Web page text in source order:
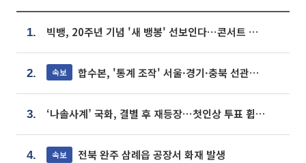
1. 빅뱅, 20주년 기념 '새 뱅봉' 선보인다⋯콘서트 앞두고 팝업 개최
2. 속보 합수본, '통계 조작' 서울·경기·충북 선관위 등 추가 압수수색
3. ‘나솔사계’ 국화, 결별 후 재등장⋯첫인상 투표 휩쓸고 ‘인기녀’ 등극
4. 속보 전북 완주 삼례읍 공장서 화재 발생